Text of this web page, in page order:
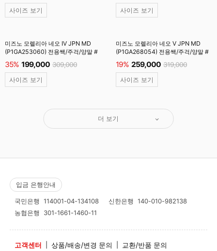
사이즈 보기 사이즈 보기
미즈노 모렐리아 네오 IV JPN MD
(P1GA253060) 전용쌕/주걱/양말 #
35% 199,000 309,000
사이즈 보기
미즈노 모렐리아 네오 V JPN MD
(P1GA268054) 전용쌕/주걱/양말 #
19% 259,000 319,000
사이즈 보기
더 보기
입금 은행안내
국민은행 114001-04-134108 신한은행 140-010-982138
농협은행 301-1661-1460-11
고객센터 상품/배송/변경 문의 교환/반품 문의